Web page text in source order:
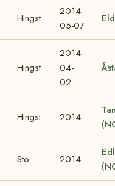
Hingst
2014-
05-07
Hingst
2014-
04-
02
Hingst 2014
Sto 2014